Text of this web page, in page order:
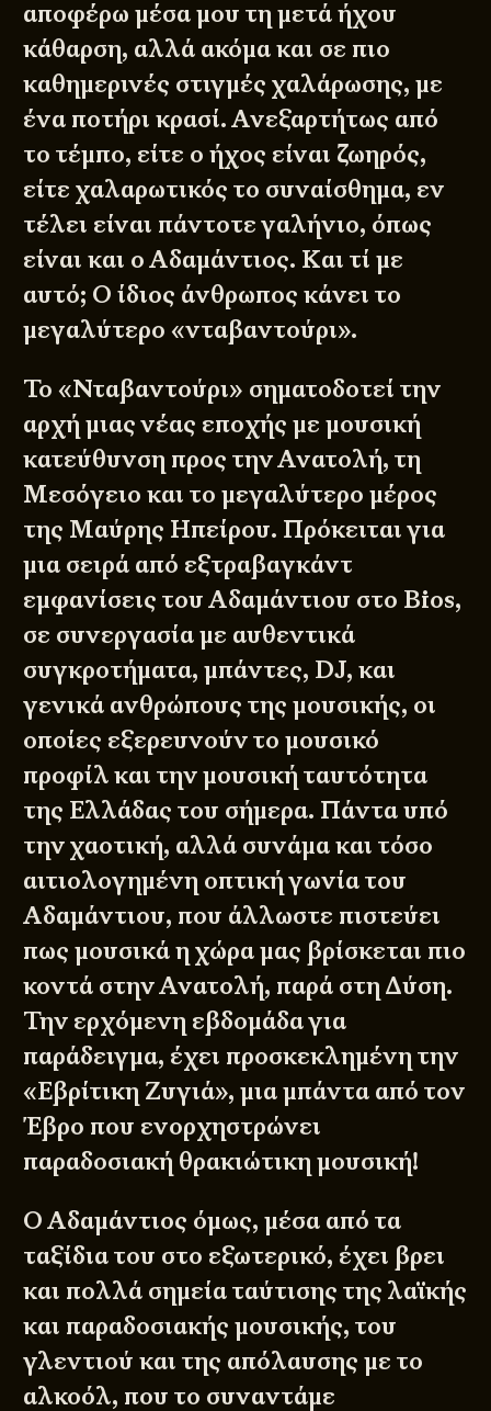
αποφέρω μέσα μου τη μετά ήχου
κάθαρση, αλλά ακόμα και σε πιο
καθημερινές στιγμές χαλάρωσης, με
ένα ποτήρι κρασί. Ανεξαρτήτως από
το τέμπο, είτε ο ήχος είναι ζωηρός,
είτε χαλαρωτικός το συναίσθημα, εν
τέλει είναι πάντοτε γαλήνιο, όπως
είναι και ο Αδαμάντιος. Και τί με
αυτό; Ο ίδιος άνθρωπος κάνει το
μεγαλύτερο «νταβαντούρι».
Το «Νταβαντούρι» σηματοδοτεί την
αρχή μιας νέας εποχής με μουσική
κατεύθυνση προς την Ανατολή, τη
Μεσόγειο και το μεγαλύτερο μέρος
της Μαύρης Ηπείρου. Πρόκειται για
μια σειρά από εξτραβαγκάντ
εμφανίσεις του Αδαμάντιου στο Bios,
σε συνεργασία με αυθεντικά
συγκροτήματα, μπάντες, DJ, και
γενικά ανθρώπους της μουσικής, οι
οποίες εξερευνούν το μουσικό
προφίλ και την μουσική ταυτότητα
της Ελλάδας του σήμερα. Πάντα υπό
την χαοτική, αλλά συνάμα και τόσο
αιτιολογημένη οπτική γωνία του
Αδαμάντιου, που άλλωστε πιστεύει
πως μουσικά η χώρα μας βρίσκεται πιο
κοντά στην Ανατολή, παρά στη Δύση.
Την ερχόμενη εβδομάδα για
παράδειγμα, έχει προσκεκλημένη την
«Εβρίτικη Ζυγιά», μια μπάντα από τον
Έβρο που ενορχηστρώνει
παραδοσιακή θρακιώτικη μουσική!
Ο Αδαμάντιος όμως, μέσα από τα
ταξίδια του στο εξωτερικό, έχει βρει
και πολλά σημεία ταύτισης της λαϊκής
και παραδοσιακής μουσικής, του
γλεντιού και της απόλαυσης με το
αλκοόλ, που το συναντάμε